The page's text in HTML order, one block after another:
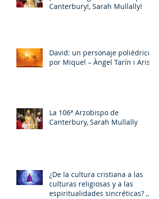
Canterbury!, Sarah Mullally!
David: un personaje poliédrico,
por Miquel – Àngel Tarín i Arisó
La 106ª Arzobispo de
Canterbury, Sarah Mullally
¿De la cultura cristiana a las
culturas religiosas y a las
espiritualidades sincréticas? ,